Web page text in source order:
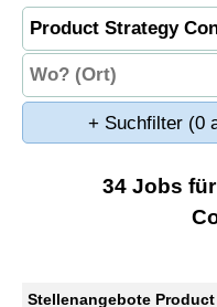
consultant,Product
+ Suchfilter (0
34 Jobs
Stellenangebote